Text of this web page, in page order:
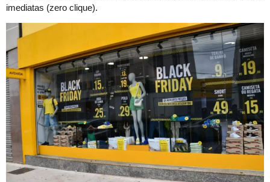
imediatas (zero clique).